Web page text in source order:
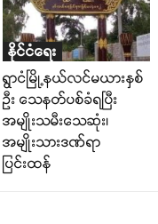
နိုင်ငံရေး
ရွာငံမြို့နယ်လင်မယားနှစ်
ဉီး သေနတ်ပစ်ခံရပြီး
အမျိုးသမီးသေဆုံး၊
အမျိုးသားဒဏ်ရာ
ပြင်းထန်